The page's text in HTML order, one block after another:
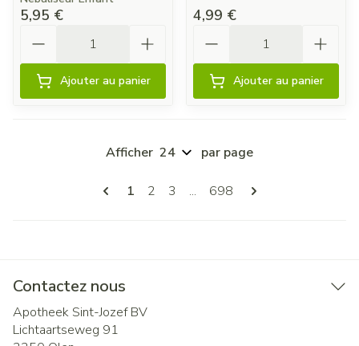
5,95 €
Ajouter au panier
4,99 €
Ajouter au panier
Pages
Vous lisez actuellement la page
1 Page
2 Page
3 ... Page
698
Afficher par page
Contactez nous
Apotheek Sint-Jozef BV
Lichtaartseweg 91